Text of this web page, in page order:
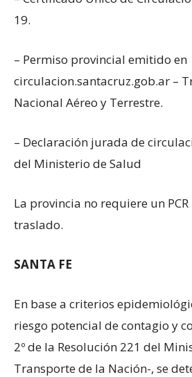
19.
– Permiso provincial emitido en
circulacion.santacruz.gob.ar –
Nacional Aéreo y Terrestre.
– Declaración jurada de
del Ministerio de Salud
La provincia no requiere un
traslado.
SANTA FE
En base a criterios
riesgo potencial de contagio y
2º de la Resolución 221 del
Transporte de la Nación-, se